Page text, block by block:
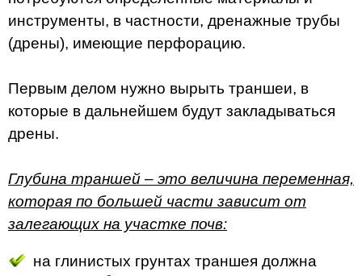
инструменты, в частности, дренажные трубы
(дрены), имеющие перфорацию.
Первым делом нужно вырыть траншеи, в
которые в дальнейшем будут закладываться
дрены.
Глубина траншей – это величина переменная,
которая по большей части зависит от
залегающих на участке почв:
на глинистых грунтах траншея должна